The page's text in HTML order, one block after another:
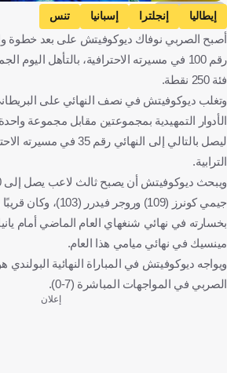
Getty Images
إيطاليا إنجلترا إسبانيا تنس
أصبح الصربي نوفاك ديوكوفيتش على بعد خطوة
رقم 100 في مسيرته الاحترافية، بالتأهل
فئة 250 نقطة.
وتغلب ديوكوفيتش في نصف النهائي على
ليصل بالتالي إلى النهائي رقم
الترابية.
جيمي كونرز (109) وروجر
بخسارته في نهائي شنغهاي العام الماضي أمام
مينسيك في نهائي ميامي هذا العام.
ويواجه ديوكوفيتش في المباراة النهائية
الصربي في المواجهات المباشرة (7-0).
إعلان